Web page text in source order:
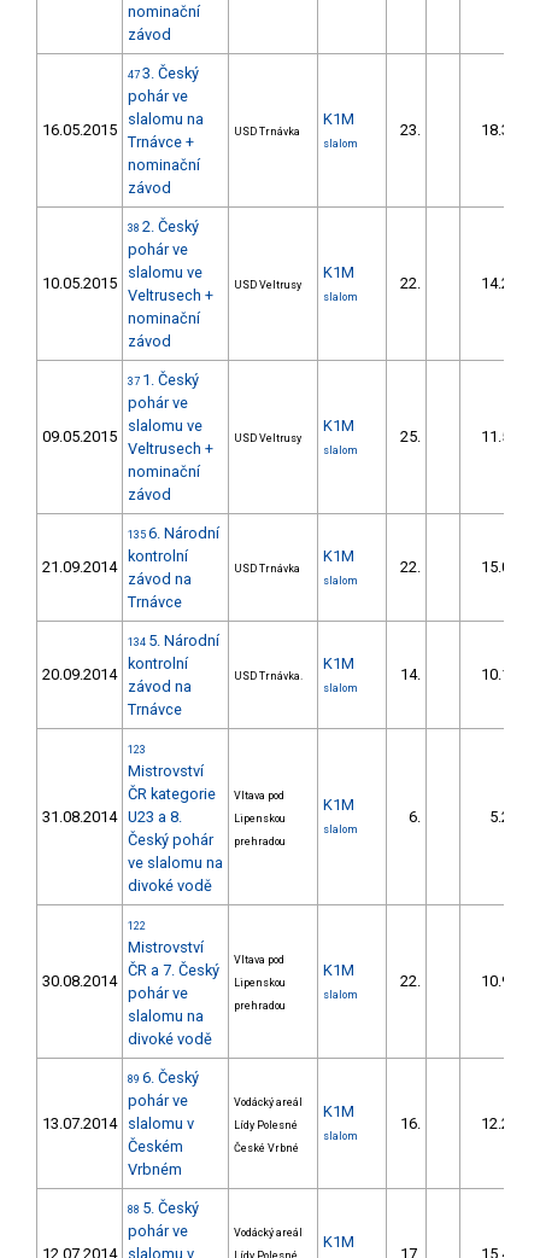
nominační
závod
16.05.2015
47 3. Český
pohár ve
slalomu na
Trnávce +
nominační
závod
USD Trnávka
K1M
slalom
23. 18.31
10.05.2015
38 2. Český
pohár ve
slalomu ve
Veltrusech +
nominační
závod
USD Veltrusy
K1M
slalom
22. 14.28
09.05.2015
37 1. Český
pohár ve
slalomu ve
Veltrusech +
nominační
závod
USD Veltrusy
K1M
slalom
25. 11.55
21.09.2014
135 6. Národní
kontrolní
závod na
Trnávce
USD Trnávka
K1M
slalom
22. 15.02
20.09.2014
134 5. Národní
kontrolní
závod na
Trnávce
USD Trnávka.
K1M
slalom
14. 10.10
31.08.2014
123
Mistrovství
ČR kategorie
U23 a 8.
Český pohár
ve slalomu na
divoké vodě
Vltava pod
Lipenskou
prehradou
K1M
slalom
6. 5.26
30.08.2014
122
Mistrovství
ČR a 7. Český
pohár ve
slalomu na
divoké vodě
Vltava pod
Lipenskou
prehradou
K1M
slalom
22. 10.99
13.07.2014
89 6. Český
pohár ve
slalomu v
Českém
Vrbném
Vodácký areál
Lídy Polesné
České Vrbné
K1M
slalom
16. 12.29
12.07.2014
88 5. Český
pohár ve
slalomu v
Vodácký areál
K1M
17. 15.49